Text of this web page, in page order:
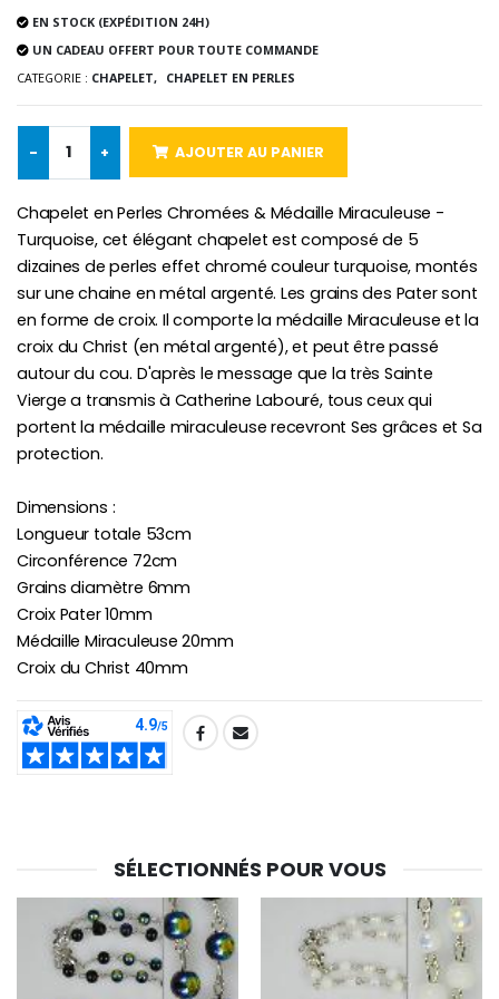
-25%
€58.50
Huile d'Onction
€9.90
€4.90
€2.50
€5.00
EN STOCK (EXPÉDITION 24H)
UN CADEAU OFFERT POUR TOUTE COMMANDE
CATEGORIE : CHAPELET, CHAPELET EN PERLES
- + AJOUTER AU PANIER
Chapelet en Perles Chromées & Médaille Miraculeuse -
Turquoise, cet élégant chapelet est composé de 5
dizaines de perles effet chromé couleur turquoise, montés
sur une chaine en métal argenté. Les grains des Pater sont
en forme de croix. Il comporte la médaille Miraculeuse et la
croix du Christ (en métal argenté), et peut être passé
autour du cou. D'après le message que la très Sainte
Vierge a transmis à Catherine Labouré, tous ceux qui
portent la médaille miraculeuse recevront Ses grâces et Sa
protection.
Dimensions :
Longueur totale 53cm
Circonférence 72cm
Grains diamètre 6mm
Croix Pater 10mm
Médaille Miraculeuse 20mm
Croix du Christ 40mm
SHARE:
SÉLECTIONNÉS POUR VOUS